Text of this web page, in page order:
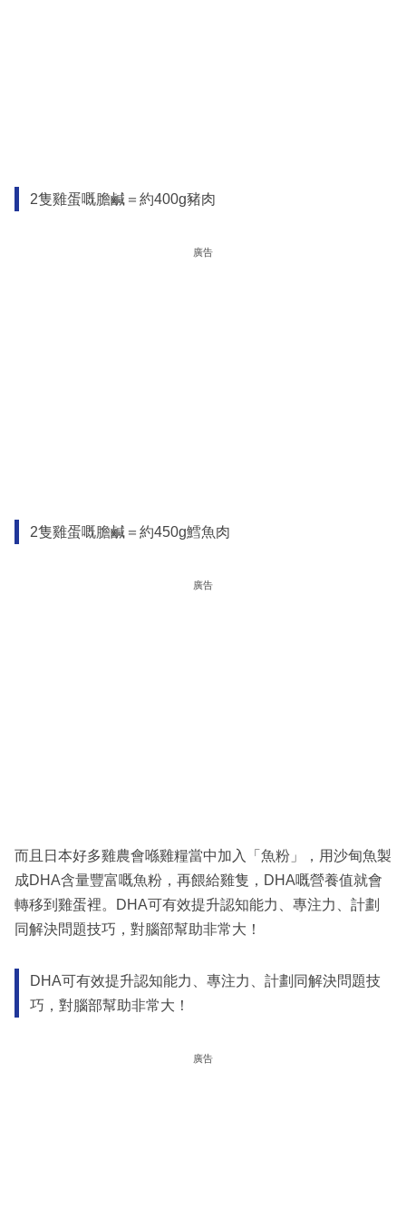
2隻雞蛋嘅膽鹹＝約400g豬肉
廣告
2隻雞蛋嘅膽鹹＝約450g鱈魚肉
廣告
而且日本好多雞農會喺雞糧當中加入「魚粉」，用沙甸魚製
成DHA含量豐富嘅魚粉，再餵給雞隻，DHA嘅營養值就會
轉移到雞蛋裡。DHA可有效提升認知能力、專注力、計劃
同解決問題技巧，對腦部幫助非常大！
DHA可有效提升認知能力、專注力、計劃同解決問題技
巧，對腦部幫助非常大！
廣告